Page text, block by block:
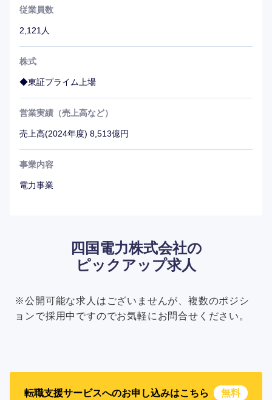
従業員数
2,121人
株式
◆東証プライム上場
営業実績（売上高など）
売上高(2024年度) 8,513億円
事業内容
電力事業
四国電力株式会社の
ピックアップ求人
※公開可能な求人はございませんが、複数のポジシ
ョンで採用中ですのでお気軽にお問合せください。
転職支援サービスへのお申し込みはこちら 無料